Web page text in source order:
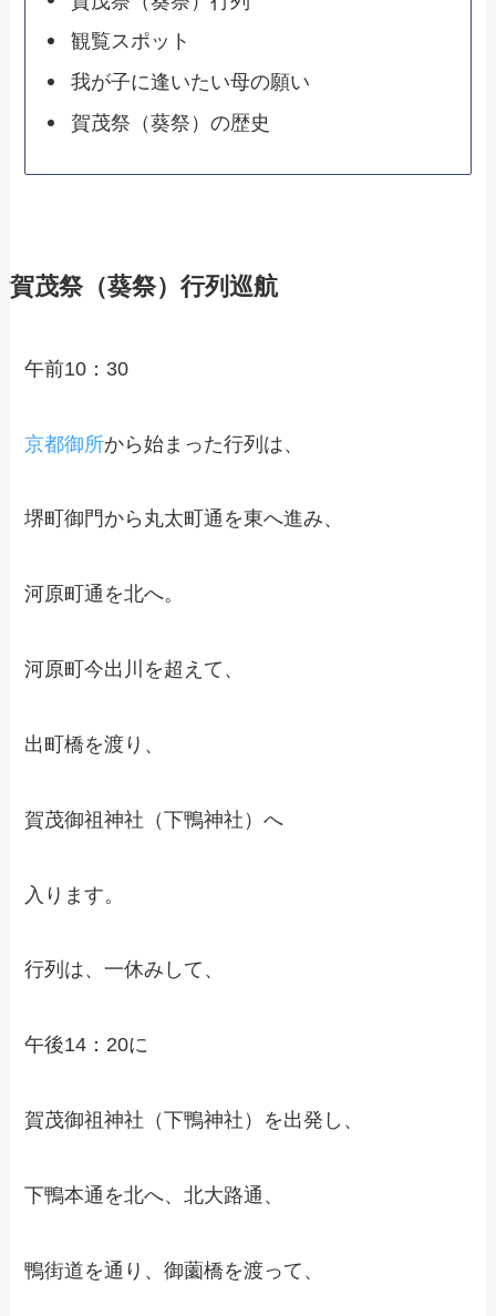
観覧スポット
我が子に逢いたい母の願い
賀茂祭（葵祭）の歴史
賀茂祭（葵祭）行列巡航
午前10：30
京都御所から始まった行列は、
堺町御門から丸太町通を東へ進み、
河原町通を北へ。
河原町今出川を超えて、
出町橋を渡り、
賀茂御祖神社（下鴨神社）へ
入ります。
行列は、一休みして、
午後14：20に
賀茂御祖神社（下鴨神社）を出発し、
下鴨本通を北へ、北大路通、
鴨街道を通り、御薗橋を渡って、